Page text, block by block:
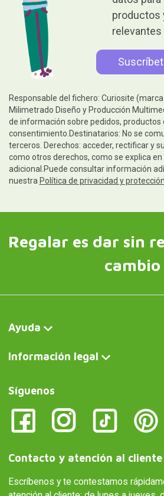
productos
relevantes
Responsable del fichero: Curiosite
Milimetrado Diseño y Producción
de información sobre pedidos, productos
consentimiento.Destinatarios: No se
terceros. Derechos: acceder, rectificar y
como otros derechos, como se explica
adicional.Puede consultar información
nuestra Política de privacidad y
Regalar es dar sin
cambio
Ayuda
Información legal
Síguenos
Contacto y atención al cliente
Escríbenos y te contestamos